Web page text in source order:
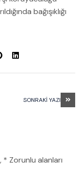
bağışıklığı
SONRAKI YAZI
Zorunlu alanları